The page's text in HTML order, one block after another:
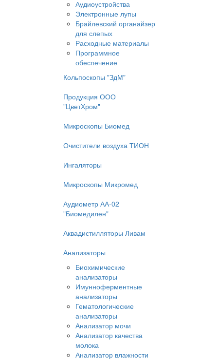
Аудиоустройства
Электронные лупы
Брайлевский органайзер
для слепых
Расходные материалы
Программное
обеспечение
Кольпоскопы "ЗдМ"
Продукция ООО
"ЦветХром"
Микроскопы Биомед
Очистители воздуха ТИОН
Ингаляторы
Микроскопы Микромед
Аудиометр АА-02
"Биомедилен"
Аквадистилляторы Ливам
Анализаторы
Биохимические
анализаторы
Имунноферментные
анализаторы
Гематологические
анализаторы
Анализатор мочи
Анализатор качества
молока
Анализатор влажности